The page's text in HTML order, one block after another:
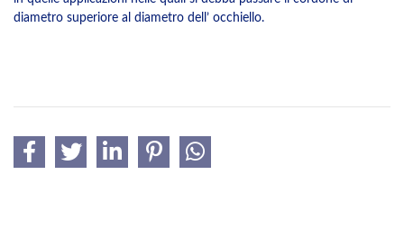
diametro superiore al diametro dell’ occhiello.